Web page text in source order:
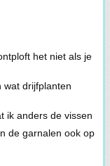
het niet als je
wat drijfplanten
ik anders de vissen
de garnalen ook op